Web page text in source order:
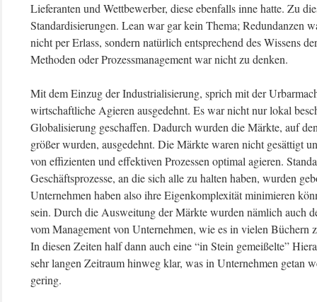
Lieferanten und Wettbewerber, diese ebenfalls inne hatte. Zu
Standardisierungen. Lean war gar kein Thema; Redundanzen
nicht per Erlass, sondern natürlich entsprechend des Wissens
Methoden oder Prozessmanagement war nicht zu denken.
Mit dem Einzug der Industrialisierung, sprich mit der
wirtschaftliche Agieren ausgedehnt. Es war nicht nur lokal
Globalisierung geschaffen. Dadurch wurden die Märkte, auf
größer wurden, ausgedehnt. Die Märkte waren nicht gesättigt
von effizienten und effektiven Prozessen optimal agieren.
Geschäftsprozesse, an die sich alle zu halten haben, wurden
Unternehmen haben also ihre Eigenkomplexität minimieren
sein. Durch die Ausweitung der Märkte wurden nämlich auch
vom Management von Unternehmen, wie es in vielen Büchern
In diesen Zeiten half dann auch eine “in Stein gemeißelte”
sehr langen Zeitraum hinweg klar, was in Unternehmen getan
gering.